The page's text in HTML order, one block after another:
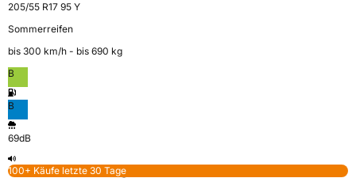
205/55 R17 95 Y
Sommerreifen
bis 300 km⁠/⁠h - bis 690 kg
B
B
69dB
100+ Käufe letzte 30 Tage